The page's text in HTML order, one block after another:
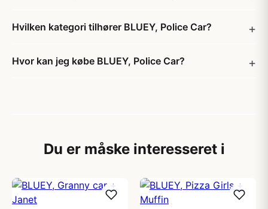
Hvilken kategori tilhører BLUEY, Police Car?
Hvor kan jeg købe BLUEY, Police Car?
Du er måske interesseret i